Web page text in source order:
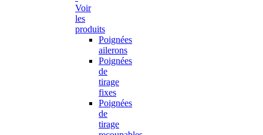
Voir
les
produits
Poignées
ailerons
Poignées
de
tirage
fixes
Poignées
de
tirage